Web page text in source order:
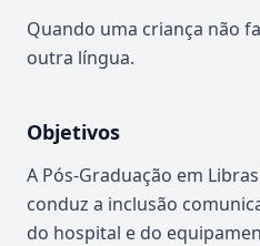
Quando uma criança não
outra língua.
Objetivos
A Pós-Graduação em
conduz a inclusão
do hospital e do